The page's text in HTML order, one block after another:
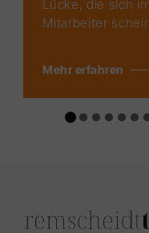
Lücke, die sich
Mitarbeiter
Produktivität
angespannt. In
schneller wird
Mehr erfahren